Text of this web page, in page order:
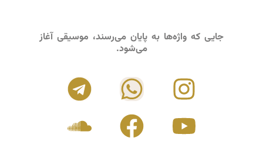
جایی که واژه‌ها به پایان می‌رسند، موسیقی آغاز
می‌شود.